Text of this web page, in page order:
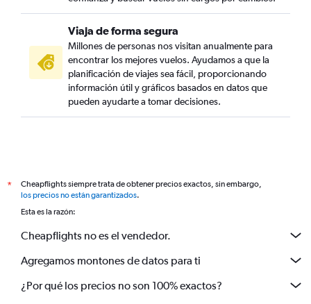
Viaja de forma segura
Millones de personas nos visitan anualmente para
encontrar los mejores vuelos. Ayudamos a que la
planificación de viajes sea fácil, proporcionando
información útil y gráficos basados en datos que
pueden ayudarte a tomar decisiones.
*
Cheapflights siempre trata de obtener precios exactos, sin embargo,
los precios no están garantizados.
Esta es la razón:
Cheapflights no es el vendedor.
Agregamos montones de datos para ti
¿Por qué los precios no son 100% exactos?